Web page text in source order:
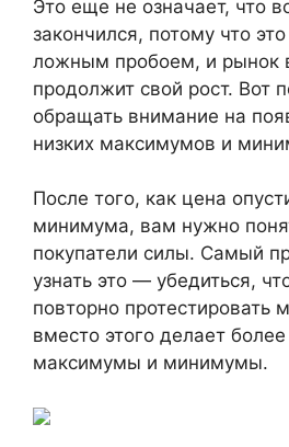
Это еще не означает, что
закончился, потому что
ложным пробоем, и рынок
продолжит свой рост. Вот
обращать внимание на
низких максимумов и
После того, как цена
минимума, вам нужно
покупатели силы. Самый
узнать это — убедиться,
повторно протестировать
вместо этого делает более
максимумы и минимумы.